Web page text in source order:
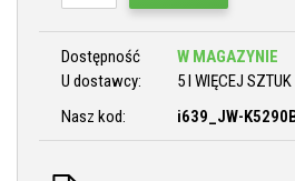
Dostępność
W MAGAZYNIE
U dostawcy:
5 I WIĘCEJ SZTUK
Nasz kod:
i639_JW-